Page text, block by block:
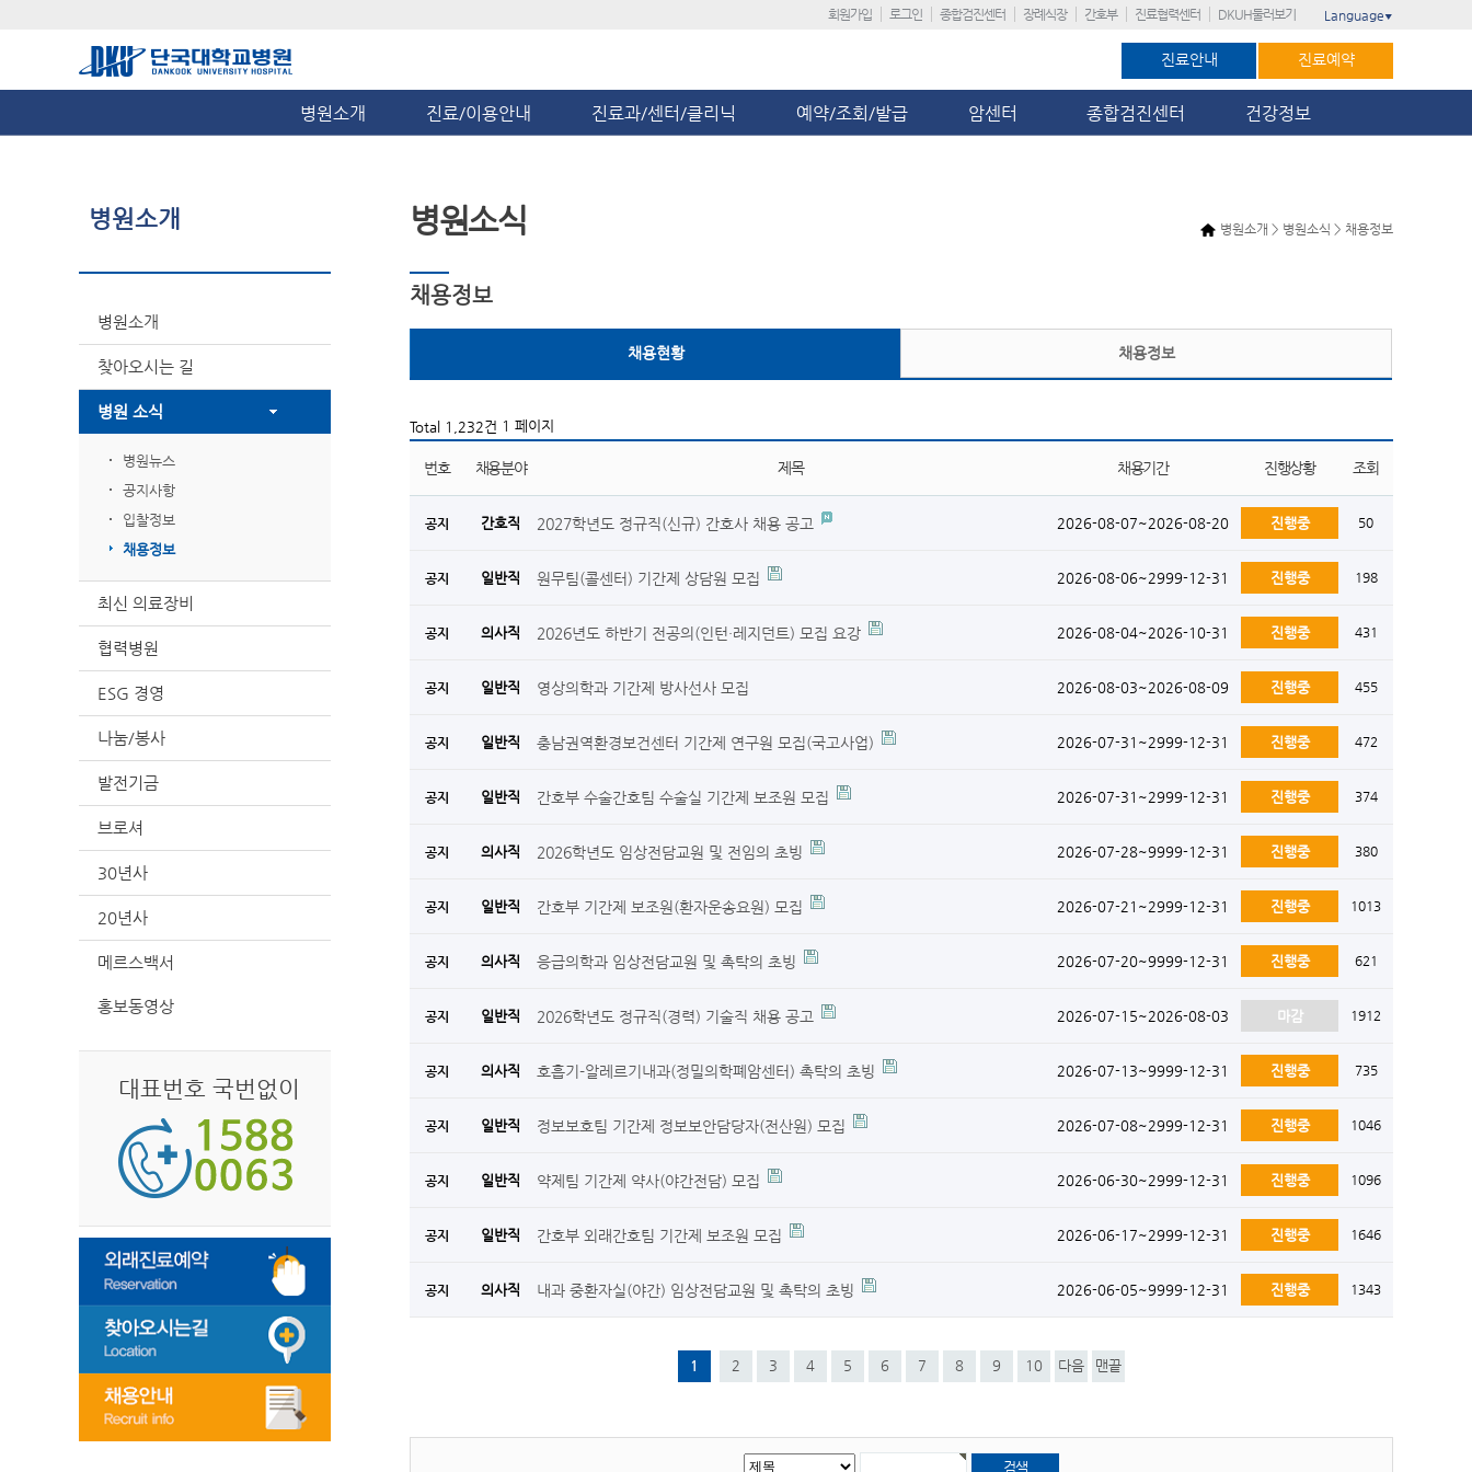
회원가입 로그인 종합검진센터 장례식장 간호부 진료협력센터 DKUH둘러보기 Language ▼
진료안내 진료예약
병원소개 진료/이용안내 진료과/센터/클리닉 예약/조회/발급 암센터 종합검진센터 건강정보
병원소개
병원소개
찾아오시는 길
병원 소식
병원뉴스
공지사항
입찰정보
채용정보
최신 의료장비
협력병원
ESG 경영
나눔/봉사
발전기금
브로셔
30년사
20년사
메르스백서
홍보동영상
대표번호 국번없이
병원소개 > 병원소식 > 채용정보
병원소식
채용정보
채용현황 채용정보
Total 1,232건 1 페이지
번호 채용분야 제목 채용기간 진행상황 조회
공지 간호직 2027학년도 정규직(신규) 간호사 채용 공고 2026-08-07~2026-08-20 진행중 50
공지 일반직 원무팀(콜센터) 기간제 상담원 모집 2026-08-06~2999-12-31 진행중 198
공지 의사직 2026년도 하반기 전공의(인턴·레지던트) 모집 요강 2026-08-04~2026-10-31 진행중 431
공지 일반직 영상의학과 기간제 방사선사 모집 2026-08-03~2026-08-09 진행중 455
공지 일반직 충남권역환경보건센터 기간제 연구원 모집(국고사업) 2026-07-31~2999-12-31 진행중 472
공지 일반직 간호부 수술간호팀 수술실 기간제 보조원 모집 2026-07-31~2999-12-31 진행중 374
공지 의사직 2026학년도 임상전담교원 및 전임의 초빙 2026-07-28~9999-12-31 진행중 380
공지 일반직 간호부 기간제 보조원(환자운송요원) 모집 2026-07-21~2999-12-31 진행중 1013
공지 의사직 응급의학과 임상전담교원 및 촉탁의 초빙 2026-07-20~9999-12-31 진행중 621
공지 일반직 2026학년도 정규직(경력) 기술직 채용 공고 2026-07-15~2026-08-03 마감 1912
공지 의사직 호흡기-알레르기내과(정밀의학폐암센터) 촉탁의 초빙 2026-07-13~9999-12-31 진행중 735
공지 일반직 정보보호팀 기간제 정보보안담당자(전산원) 모집 2026-07-08~2999-12-31 진행중 1046
공지 일반직 약제팀 기간제 약사(야간전담) 모집 2026-06-30~2999-12-31 진행중 1096
공지 일반직 간호부 외래간호팀 기간제 보조원 모집 2026-06-17~2999-12-31 진행중 1646
공지 의사직 내과 중환자실(야간) 임상전담교원 및 촉탁의 초빙 2026-06-05~9999-12-31 진행중 1343
1 2 3 4 5 6 7 8 9 10 다음 맨끝